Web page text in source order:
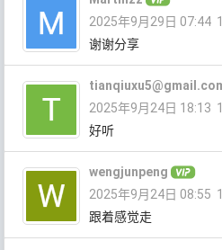
2025年9月29日 07:44
谢谢分享
2025年9月24日 18:13
好听
wengjunpeng
2025年9月24日 08:55
跟着感觉走